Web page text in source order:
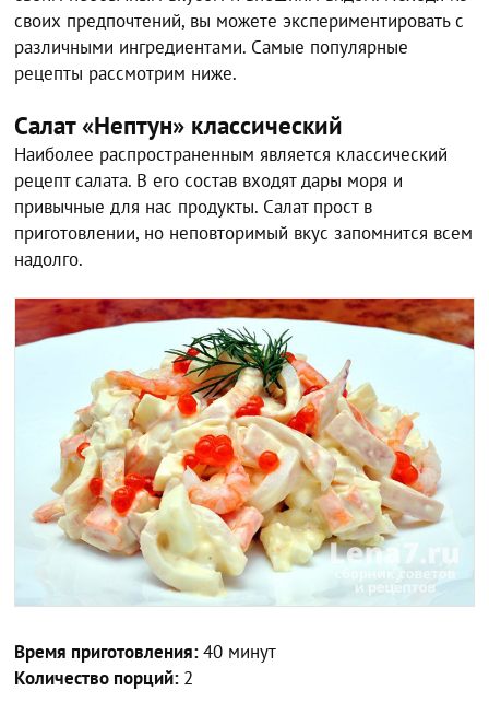
своих предпочтений, вы можете экспериментировать с
различными ингредиентами. Самые популярные
рецепты рассмотрим ниже.
Салат «Нептун» классический
Наиболее распространенным является классический
рецепт салата. В его состав входят дары моря и
привычные для нас продукты. Салат прост в
приготовлении, но неповторимый вкус запомнится всем
надолго.
Время приготовления:40 минут
Количество порций: 2